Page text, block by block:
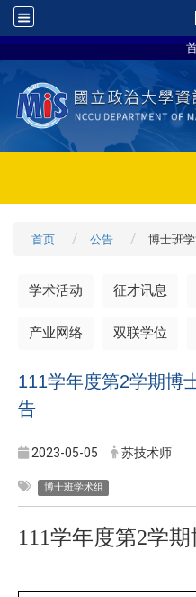
首页 公告 博士班
学术活动 征才讯息
产业网络 双联学位
111学年度第2学期博
告
2023-05-05 苏技术师
博士班学术组
111学年度第2学